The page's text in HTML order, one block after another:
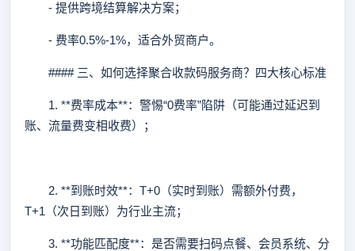
- 提供跨境结算解决方案；
- 费率0.5%-1%，适合外贸商户。
#### 三、如何选择聚合收款码服务商？四大核心标准
1. **费率成本**：警惕“0费率”陷阱（可能通过延迟到
账、流量费变相收费）；
2. **到账时效**：T+0（实时到账）需额外付费，
T+1（次日到账）为行业主流；
3. **功能匹配度**：是否需要扫码点餐、会员系统、分